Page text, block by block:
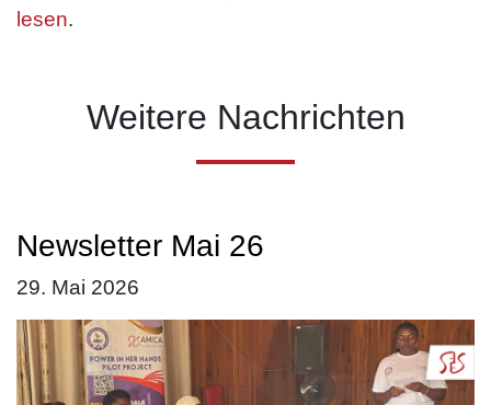
lesen.
Weitere Nachrichten
Newsletter Mai 26
29. Mai 2026